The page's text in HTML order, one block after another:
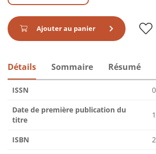
Ajouter au panier
Détails Sommaire Résumé
ISSN
Date de première publication du
titre
ISBN